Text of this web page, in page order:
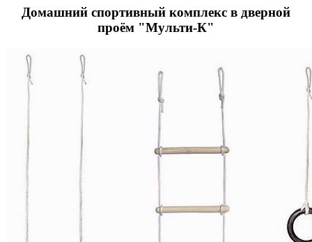
Домашний спортивный комплекс в дверной
проём "Мульти-К"